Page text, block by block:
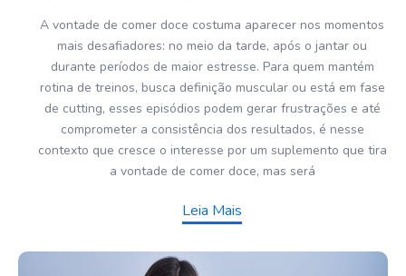
A vontade de comer doce costuma aparecer nos momentos
mais desafiadores: no meio da tarde, após o jantar ou
durante períodos de maior estresse. Para quem mantém
rotina de treinos, busca definição muscular ou está em fase
de cutting, esses episódios podem gerar frustrações e até
comprometer a consistência dos resultados, é nesse
contexto que cresce o interesse por um suplemento que tira
a vontade de comer doce, mas será
Leia Mais